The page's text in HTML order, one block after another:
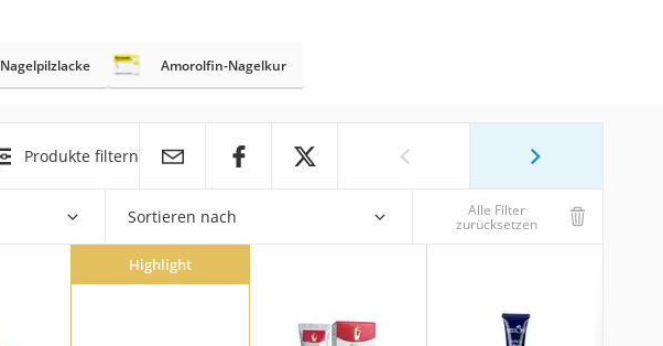
Nagelpilzlacke Amorolfin-Nagelkur
Produkte filtern
Sortieren nach Alle Filter
zurücksetzen
Highlight